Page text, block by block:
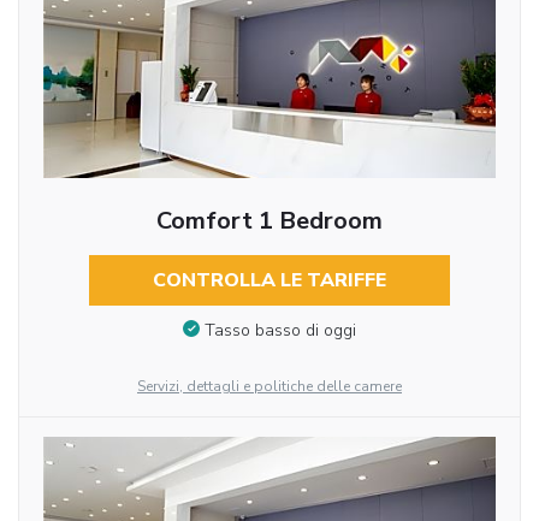
Comfort 1 Bedroom
CONTROLLA LE TARIFFE
Tasso basso di oggi
Servizi, dettagli e politiche delle camere